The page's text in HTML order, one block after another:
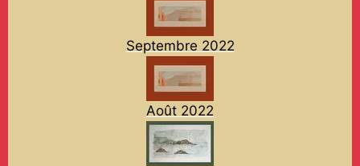
Septembre 2022
Août 2022